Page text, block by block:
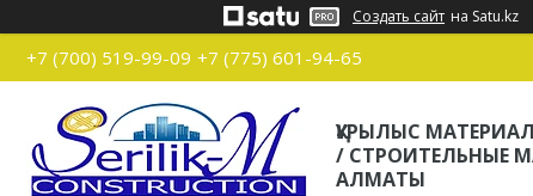
Создать сайт на Satu.kz
+7 (700) 519-99-09 +7 (775) 601-94-65
ҚҰРЫЛЫС
/ СТРОИТЕЛЬНЫЕ
АЛМАТЫ